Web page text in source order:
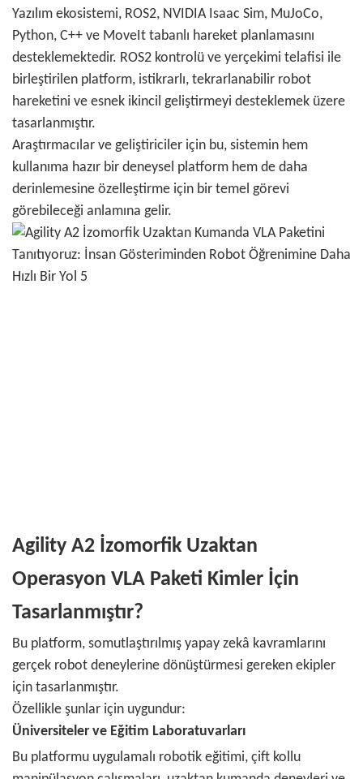
Yazılım ekosistemi, ROS2, NVIDIA Isaac Sim, MuJoCo,
Python, C++ ve MoveIt tabanlı hareket planlamasını
desteklemektedir. ROS2 kontrolü ve yerçekimi telafisi ile
birleştirilen platform, istikrarlı, tekrarlanabilir robot
hareketini ve esnek ikincil geliştirmeyi desteklemek üzere
tasarlanmıştır.
Araştırmacılar ve geliştiriciler için bu, sistemin hem
kullanıma hazır bir deneysel platform hem de daha
derinlemesine özelleştirme için bir temel görevi
görebileceği anlamına gelir.
Agility A2 İzomorfik Uzaktan
Operasyon VLA Paketi Kimler İçin
Tasarlanmıştır?
Bu platform, somutlaştırılmış yapay zekâ kavramlarını
gerçek robot deneylerine dönüştürmesi gereken ekipler
için tasarlanmıştır.
Özellikle şunlar için uygundur:
Üniversiteler ve Eğitim Laboratuvarları
Bu platformu uygulamalı robotik eğitimi, çift kollu